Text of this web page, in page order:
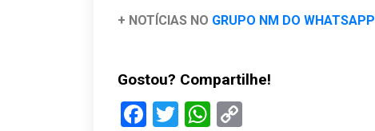
+ NOTÍCIAS NO GRUPO NM DO WHATSAPP
Gostou? Compartilhe!
Facebook
TwitterWhatsApp